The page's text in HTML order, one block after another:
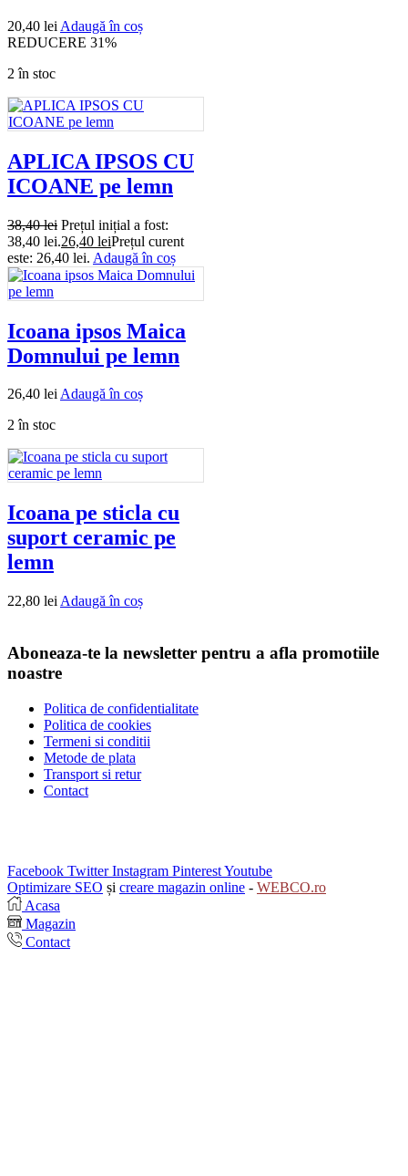
20,40 lei Adaugă în coș
REDUCERE 31%
2 în stoc
APLICA IPSOS CU
ICOANE pe lemn
38,40lei Prețul inițial a fost:
38,40 lei.26,40 leiPrețul curent
este: 26,40 lei. Adaugă în coș
Icoana ipsos Maica
Domnului pe lemn
26,40 leiAdaugă în coș
2 în stoc
Icoana pe sticla cu
suport ceramic pe
lemn
22,80 lei Adaugă în coș
Aboneaza-te la newsletter pentru a afla promotiile
noastre
Politica de confidentialitate
Politica de cookies
Termeni si conditii
Metode de plata
Transport si retur
Contact
Facebook Twitter Instagram PinterestYoutube
Optimizare SEO și creare magazin online - WEBCO.ro
Acasa
Magazin
Contact